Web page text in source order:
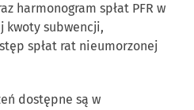
harmonogram spłat PFR w
kwoty subwencji,
spłat rat nieumorzonej
dostępne są w